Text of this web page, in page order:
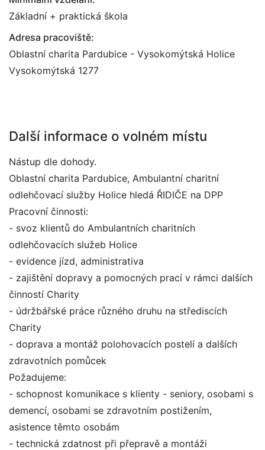
Základní + praktická škola
Adresa pracoviště:
Oblastní charita Pardubice - Vysokomýtská Holice
Vysokomýtská 1277
Další informace o volném místu
Nástup dle dohody.
Oblastní charita Pardubice, Ambulantní charitní
odlehčovací služby Holice hledá ŘIDIČE na DPP
Pracovní činnosti:
- svoz klientů do Ambulantních charitních
odlehčovacích služeb Holice
- evidence jízd, administrativa
- zajištění dopravy a pomocných prací v rámci dalších
činností Charity
- údržbářské práce různého druhu na střediscích
Charity
- doprava a montáž polohovacích postelí a dalších
zdravotních pomůcek
Požadujeme:
- schopnost komunikace s klienty - seniory, osobami s
demencí, osobami se zdravotním postižením,
asistence těmto osobám
- technická zdatnost při přepravě a montáži